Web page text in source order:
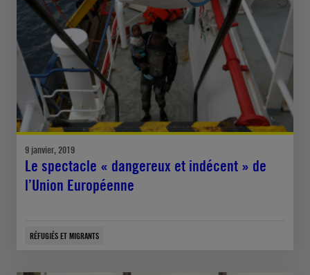
9 janvier, 2019
Le spectacle « dangereux et indécent » de
l’Union Européenne
RÉFUGIÉS ET MIGRANTS